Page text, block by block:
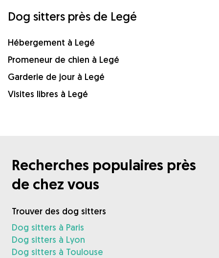
Dog sitters près de Legé
Hébergement à Legé
Promeneur de chien à Legé
Garderie de jour à Legé
Visites libres à Legé
Recherches populaires près
de chez vous
Trouver des dog sitters
Dog sitters à Paris
Dog sitters à Lyon
Dog sitters à Toulouse